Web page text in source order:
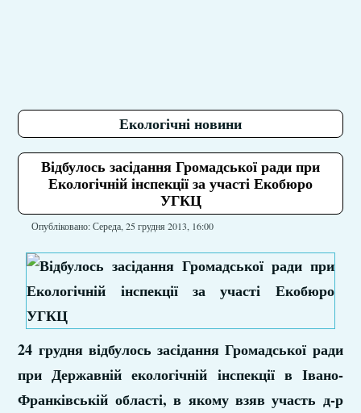
Екологічні новини
Відбулось засідання Громадської ради при
Екологічній інспекції за участі Екобюро
УГКЦ
Опубліковано: Середа, 25 грудня 2013, 16:00
24 грудня відбулось засідання Громадської ради
при Державній екологічній інспекції в Івано-
Франківській області, в якому взяв участь д-р